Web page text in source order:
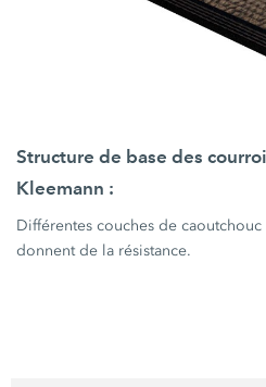
Structure de base des
Kleemann :
Différentes couches de
donnent de la résistance.